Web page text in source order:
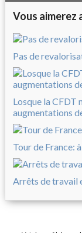
Vous aimerez
Pas de
Losque la CFDT
augmentations
Tour de France:
Arrêts de travail